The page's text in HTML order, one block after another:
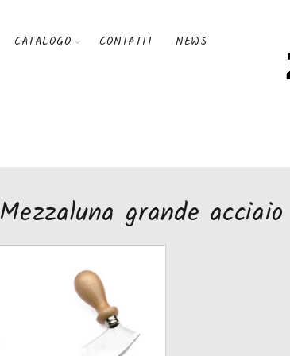
CATALOGO CONTATTI NEWS
Mezzaluna grande acciaio